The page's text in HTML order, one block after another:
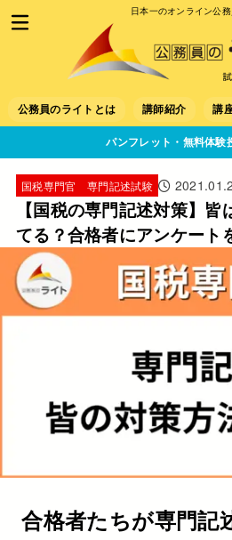
日本一のオンライン公
公務員のライトとは 講師紹介 講
パンフレット・無料体験
国税専門官 専門記述試験
【国税の専門記述対策】
てる？合格者にアンケート
合格者たちが専門記